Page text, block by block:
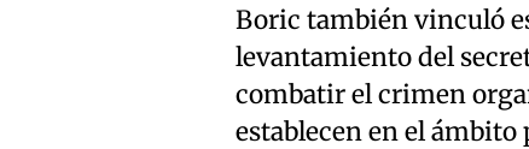
Boric también vinculó
levantamiento del
combatir el crimen
establecen en el